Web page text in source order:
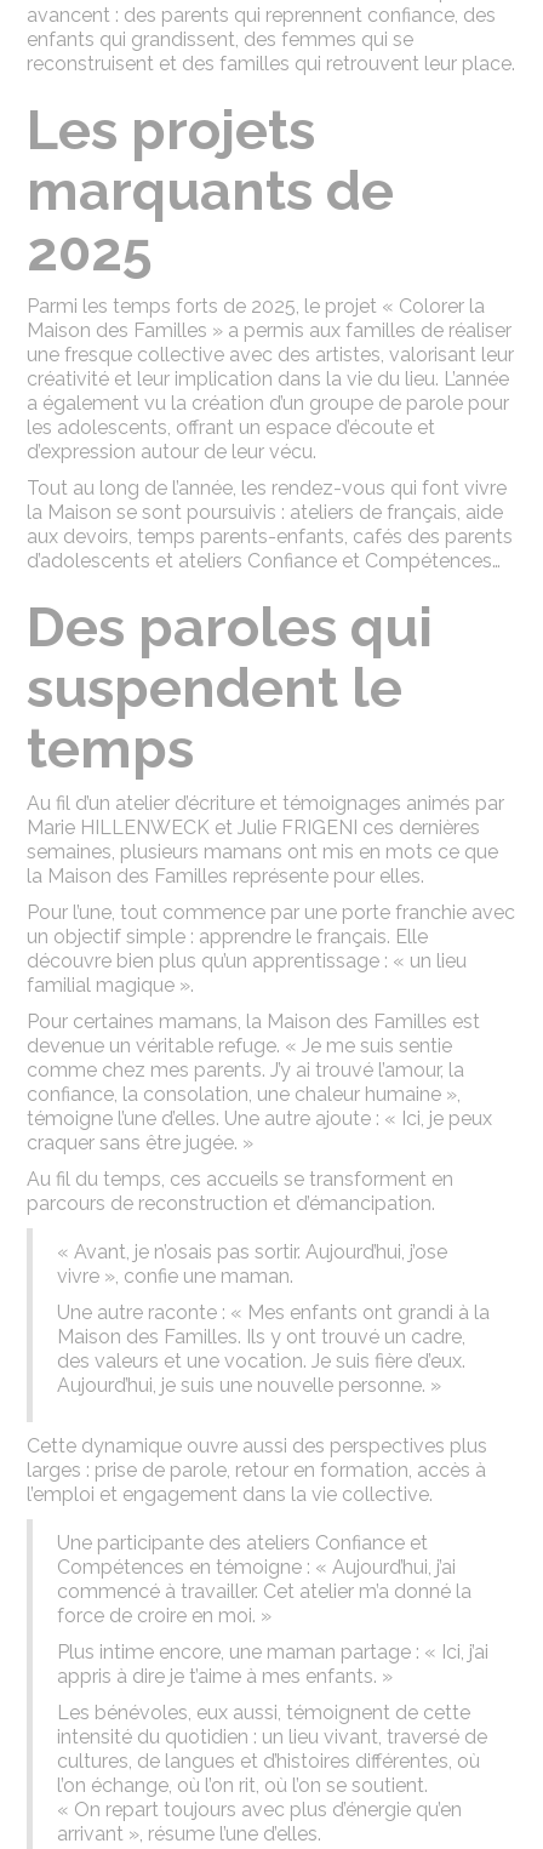
avancent : des parents qui reprennent confiance, des
enfants qui grandissent, des femmes qui se
reconstruisent et des familles qui retrouvent leur place.
Les projets
marquants de
2025
Parmi les temps forts de 2025, le projet « Colorer la
Maison des Familles » a permis aux familles de réaliser
une fresque collective avec des artistes, valorisant leur
créativité et leur implication dans la vie du lieu. L’année
a également vu la création d’un groupe de parole pour
les adolescents, offrant un espace d’écoute et
d’expression autour de leur vécu.
Tout au long de l’année, les rendez-vous qui font vivre
la Maison se sont poursuivis : ateliers de français, aide
aux devoirs, temps parents-enfants, cafés des parents
d’adolescents et ateliers Confiance et Compétences…
Des paroles qui
suspendent le
temps
Au fil d’un atelier d’écriture et témoignages animés par
Marie HILLENWECK et Julie FRIGENI ces dernières
semaines, plusieurs mamans ont mis en mots ce que
la Maison des Familles représente pour elles.
Pour l’une, tout commence par une porte franchie avec
un objectif simple : apprendre le français. Elle
découvre bien plus qu’un apprentissage : « un lieu
familial magique ».
Pour certaines mamans, la Maison des Familles est
devenue un véritable refuge. « Je me suis sentie
comme chez mes parents. J’y ai trouvé l’amour, la
confiance, la consolation, une chaleur humaine »,
témoigne l’une d’elles. Une autre ajoute : « Ici, je peux
craquer sans être jugée. »
Au fil du temps, ces accueils se transforment en
parcours de reconstruction et d’émancipation.
« Avant, je n’osais pas sortir. Aujourd’hui, j’ose
vivre », confie une maman.
Une autre raconte : « Mes enfants ont grandi à la
Maison des Familles. Ils y ont trouvé un cadre,
des valeurs et une vocation. Je suis fière d’eux.
Aujourd’hui, je suis une nouvelle personne. »
Cette dynamique ouvre aussi des perspectives plus
larges : prise de parole, retour en formation, accès à
l’emploi et engagement dans la vie collective.
Une participante des ateliers Confiance et
Compétences en témoigne : « Aujourd’hui, j’ai
commencé à travailler. Cet atelier m’a donné la
force de croire en moi. »
Plus intime encore, une maman partage : « Ici, j’ai
appris à dire je t’aime à mes enfants. »
Les bénévoles, eux aussi, témoignent de cette
intensité du quotidien : un lieu vivant, traversé de
cultures, de langues et d’histoires différentes, où
l’on échange, où l’on rit, où l’on se soutient.
« On repart toujours avec plus d’énergie qu’en
arrivant », résume l’une d’elles.